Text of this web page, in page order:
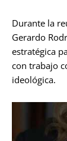
Durante la
Gerardo
estratégica
con trabajo
ideológica.